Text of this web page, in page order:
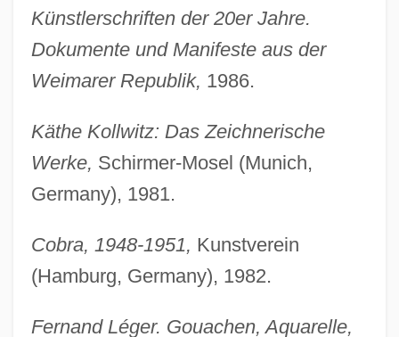
Künstlerschriften der 20er Jahre.
Dokumente und Manifeste aus der
Weimarer Republik, 1986.
Käthe Kollwitz: Das Zeichnerische
Werke, Schirmer-Mosel (Munich,
Germany), 1981.
Cobra, 1948-1951, Kunstverein
(Hamburg, Germany), 1982.
Fernand Léger. Gouachen, Aquarelle,